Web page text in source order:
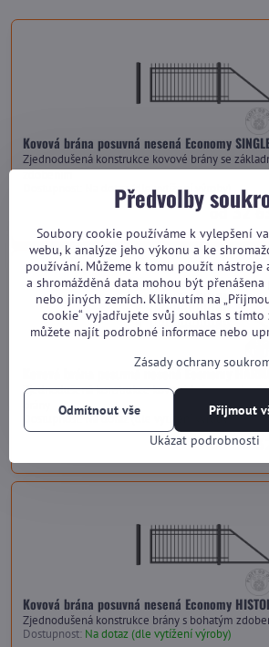
Kovová brána posuvná nesená Economy
Zjednodušená konstrukce kovové brány se
zdobením
Na dotaz (dle vytížení výroby)
od 32
Kovová brána posuvná nesená Economy
Zjednodušená konstrukce kovové brány s
Dostupnost:Na dotaz (dle vytížení výroby)
od 36
Kovová brána posuvná nesená Economy
Zjednodušená konstrukce brány s bohatým
Dostupnost: Na dotaz (dle vytížení výroby)
Předvolby
Soubory cookie používáme k vylepšení
webu, k analýze jeho výkonu a ke
používání. Můžeme k tomu použít nástroje
a shromážděná data mohou být přenášena
nebo jiných zemích. Kliknutím na
cookie“ vyjadřujete svůj souhlas s tímto
můžete najít podrobné informace nebo
Zásady ochrany
Ukázat podrobnosti
Přijmout
Odmítnout vše